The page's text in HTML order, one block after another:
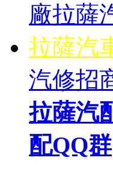
廠拉薩
拉薩汽
汽修招
拉薩汽
配QQ群